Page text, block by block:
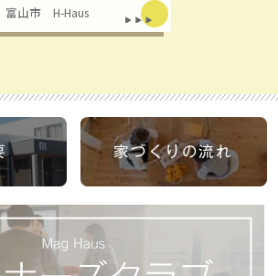
富山市 H-Haus
家づくりの流れ